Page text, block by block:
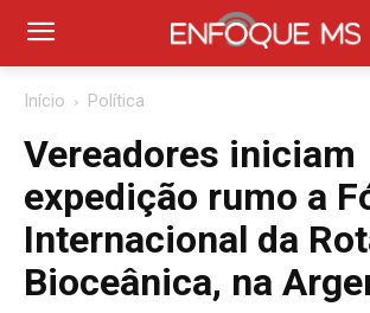
Início Política
Vereadores iniciam
expedição rumo a
Internacional da
Bioceânica, na